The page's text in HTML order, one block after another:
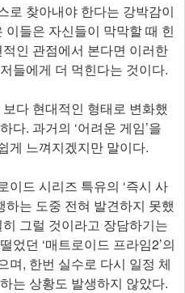
로 찾아내야 한다는 강박감이
들은 자신들이 막막할 때 힌
인 관점에서 본다면 이러한
들에게 더 먹힌다는 것이다.
다 현대적인 형태로 변화했
다. 과거의 ‘어려운 게임’을
게 느껴지겠지만 말이다.
이드 시리즈 특유의 ‘즉시 사
하는 도중 전혀 발견하지 못했
그럴 것이라고 장담하기는
었던 ‘매트로이드 프라임2’의
며, 한번 실수로 다시 일정 체
는 상황도 발생하지 않았다.